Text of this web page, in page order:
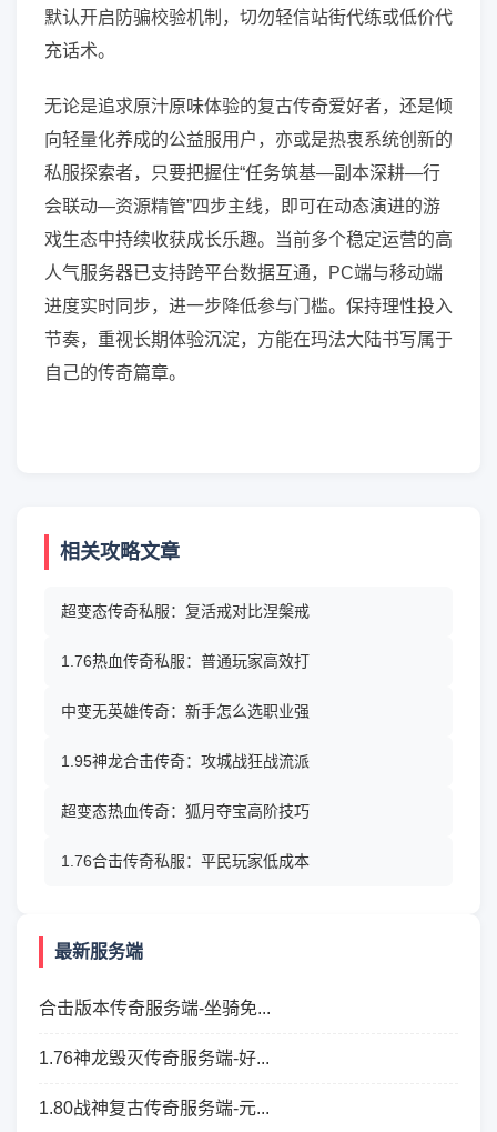
默认开启防骗校验机制，切勿轻信站街代练或低价代
充话术。
无论是追求原汁原味体验的复古传奇爱好者，还是倾
向轻量化养成的公益服用户，亦或是热衷系统创新的
私服探索者，只要把握住“任务筑基—副本深耕—行
会联动—资源精管”四步主线，即可在动态演进的游
戏生态中持续收获成长乐趣。当前多个稳定运营的高
人气服务器已支持跨平台数据互通，PC端与移动端
进度实时同步，进一步降低参与门槛。保持理性投入
节奏，重视长期体验沉淀，方能在玛法大陆书写属于
自己的传奇篇章。
相关攻略文章
超变态传奇私服：复活戒对比涅槃戒
1.76热血传奇私服：普通玩家高效打
中变无英雄传奇：新手怎么选职业强
1.95神龙合击传奇：攻城战狂战流派
超变态热血传奇：狐月夺宝高阶技巧
1.76合击传奇私服：平民玩家低成本
最新服务端
合击版本传奇服务端-坐骑免...
1.76神龙毁灭传奇服务端-好...
1.80战神复古传奇服务端-元...